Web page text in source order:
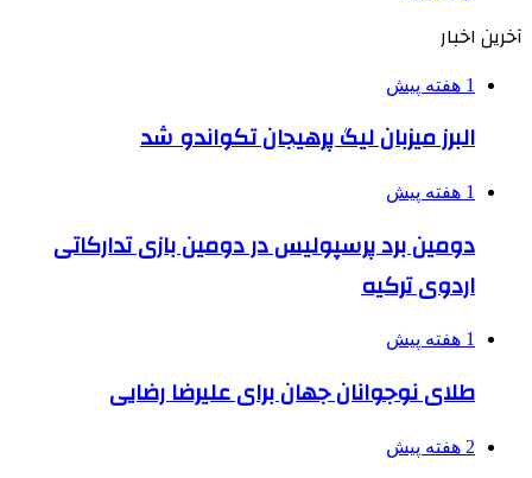
آخرین اخبار
1 هفته پیش
البرز میزبان لیگ پرهیجان تکواندو شد
1 هفته پیش
دومین برد پرسپولیس در دومین بازی تدارکاتی
اردوی ترکیه
1 هفته پیش
طلای نوجوانان جهان برای علیرضا رضایی
2 هفته پیش